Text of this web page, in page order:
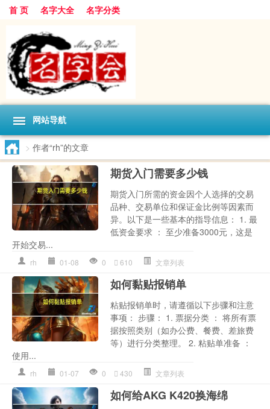
首 页 名字大全 名字分类
网站导航
> 作者“rh”的文章
期货入门需要多少钱
期货入门所需的资金因个人选择的交易
品种、交易单位和保证金比例等因素而
异。以下是一些基本的指导信息： 1. 最
低资金要求 ： 至少准备3000元，这是
开始交易...
rh 01-08 0 610 文章列表
如何黏贴报销单
粘贴报销单时，请遵循以下步骤和注意
事项： 步骤： 1. 票据分类 ： 将所有票
据按照类别（如办公费、餐费、差旅费
等）进行分类整理。 2. 粘贴单准备 ：
使用...
rh 01-07 0 430 文章列表
如何给AKG K420换海绵